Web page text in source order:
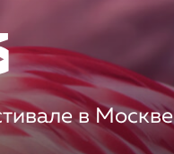
в Москве